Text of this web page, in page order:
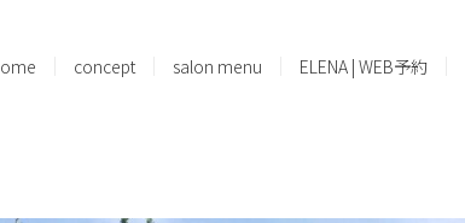
concept salon menu ELENA | WEB予約